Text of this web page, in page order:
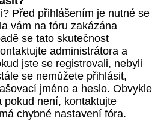
Před přihlášením je nutné se
vám na fóru zakázána
se tato skutečnost
administrátora a
jste se registrovali, nebyli
se nemůžete přihlásit,
jméno a heslo. Obvykle
pokud není, kontaktujte
chybné nastavení fóra.